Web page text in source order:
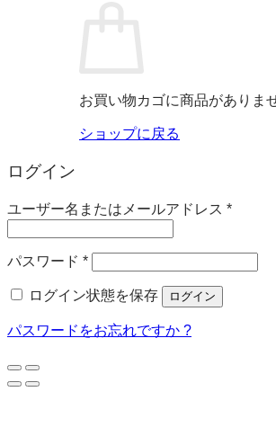
お買い物カゴに商品がありま
ショップに戻る
ログイン
ユーザー名またはメールアドレス *必
パスワード *必
ログイン状態を保存
ログイン
パスワードをお忘れですか ?